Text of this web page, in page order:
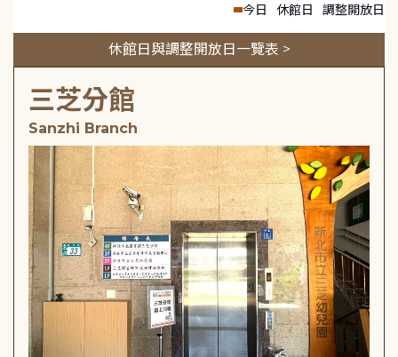
今日 休館日 調整開放日
休館日與調整開放日一覽表 >
三芝分館
Sanzhi Branch